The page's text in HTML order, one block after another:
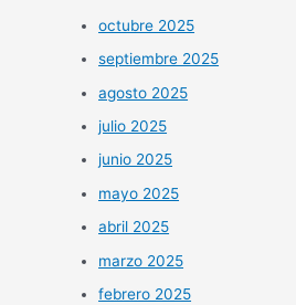
octubre 2025
septiembre 2025
agosto 2025
julio 2025
junio 2025
mayo 2025
abril 2025
marzo 2025
febrero 2025